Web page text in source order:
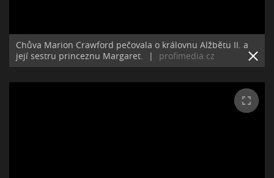
Chůva Marion Crawford pečovala o královnu Alžbětu II. a
její sestru princeznu Margaret.
| profimedia.cz